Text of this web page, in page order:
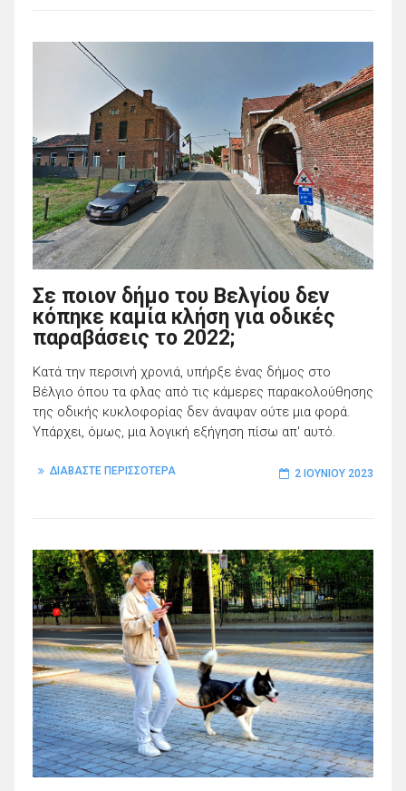
Σε ποιον δήμο του Βελγίου δεν
κόπηκε καμία κλήση για οδικές
παραβάσεις το 2022;
Κατά την περσινή χρονιά, υπήρξε ένας δήμος στο
Βέλγιο όπου τα φλας από τις κάμερες παρακολούθησης
της οδικής κυκλοφορίας δεν άναψαν ούτε μια φορά.
Υπάρχει, όμως, μια λογική εξήγηση πίσω απ' αυτό.
ΔΙΑΒΑΣΤΕ ΠΕΡΙΣΣΟΤΕΡΑ 2 ΙΟΥΝΊΟΥ 2023